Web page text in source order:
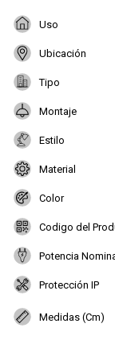
Uso
Ubicación
Tipo
Montaje
Estilo
Material
Color
Codigo del
Potencia
Protección IP
Medidas (Cm)